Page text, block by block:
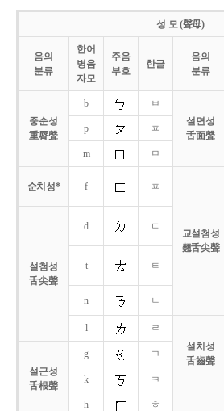
성 모 (聲母)
음의
분류
한어
병음
자모
주음
부호
한글
음의
분류
중순성
重脣聲
b
ㅂ
설면성
舌面聲
p ㅍ
m ㅁ
순치성* f ㅍ
교설첨성
翹舌尖聲
설첨성
舌尖聲
d ㄷ
t ㅌ
n ㄴ
l
ㄹ
설치성
舌齒聲
설근성
舌根聲
g ㄱ
k ㅋ
h ㅎ